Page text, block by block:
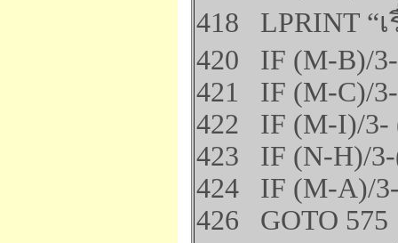
418 LPRINT “เ
420 IF (M-B)/3-
421 IF (M-C)/3-
422 IF (M-I)/3-
423 IF (N-H)/
424 IF (M-A)/
426 GOTO 575